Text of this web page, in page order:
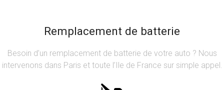
Remplacement de batterie
Besoin d’un remplacement de batterie de votre auto ? Nous
intervenons dans Paris et toute l’Ile de France sur simple appel.